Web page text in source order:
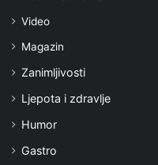
Video
Magazin
Zanimljivosti
Ljepota i zdravlje
Humor
Gastro